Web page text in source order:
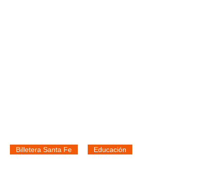
Billetera Santa Fe Educación